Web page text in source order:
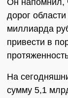
дорог
миллиарда
привести в
На
сумму 5,1